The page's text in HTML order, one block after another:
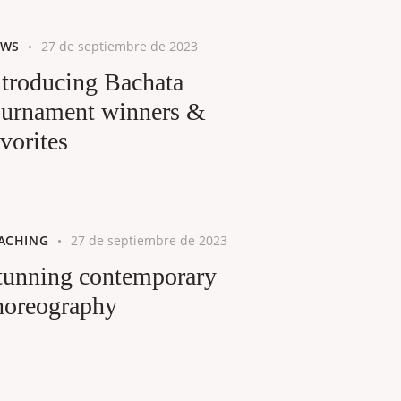
27 de septiembre de 2023
Bachata
winners &
27 de septiembre de 2023
contemporary